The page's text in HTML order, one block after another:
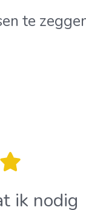
te
ik nodig